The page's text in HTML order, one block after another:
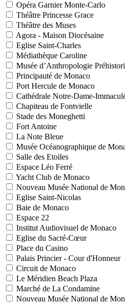
Opéra Garnier Monte-Carlo
Théâtre Princesse Grace
Théâtre des Muses
Agora - Maison Diocésaine
Eglise Saint-Charles
Médiathèque Caroline
Musée d’Anthropologie
Principauté de Monaco
Port Hercule de Monaco
Cathédrale Notre-Dame-
Chapiteau de Fontvielle
Stade des Moneghetti
Fort Antoine
La Note Bleue
Musée Océanographique de
Salle des Etoiles
Espace Léo Ferré
Yacht Club de Monaco
Nouveau Musée National de
Eglise Saint-Nicolas
Baie de Monaco
Espace 22
Institut Audiovisuel de Monaco
Eglise du Sacré-Cœur
Place du Casino
Palais Princier - Cour d'Honneur
Circuit de Monaco
Le Méridien Beach Plaza
Marché de La Condamine
Nouveau Musée National de